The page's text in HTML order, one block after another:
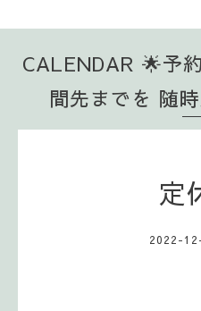
CALENDAR 🌟予
間先までを 随
定
2022-